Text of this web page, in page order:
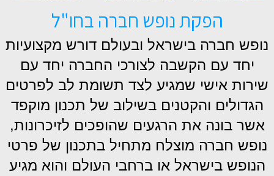
הפקת נופש חברה בחו"ל
נופש חברה בישראל ובעולם דורש מקצועיות
יחד עם הקשבה לצורכי החברה יחד עם
שירות אישי שמגיע לצד תשומת לב לפרטים
הגדולים והקטנים בשילוב של תכנון מוקפד
אשר בונה את הרגעים שהופכים לזיכרונות,
נופש חברה מוצלח מתחיל בתכנון של פרטי
הנופש בישראל או ברחבי העולם והוא מגיע